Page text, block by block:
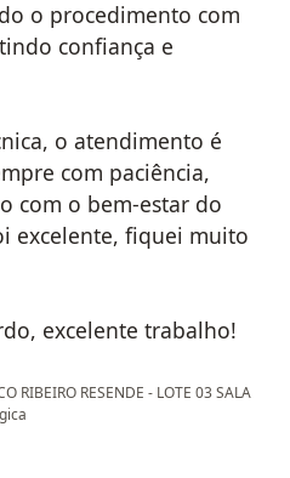
o procedimento com
confiança e
o atendimento é
com paciência,
com o bem-estar do
excelente, fiquei muito
excelente trabalho!
RIBEIRO RESENDE - LOTE 03 SALA